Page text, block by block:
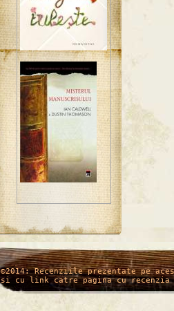
/* */
©2014: Recenziile prezentate pe
si cu link catre pagina cu